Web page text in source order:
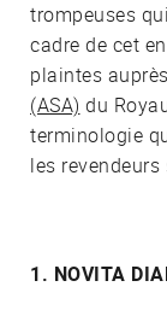
trompeuses
cadre de cet
plaintes
(ASA) du
terminologie
les
1. NOVITA